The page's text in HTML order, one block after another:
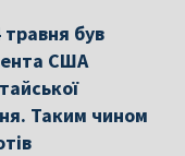
травня був
США
Таким чином